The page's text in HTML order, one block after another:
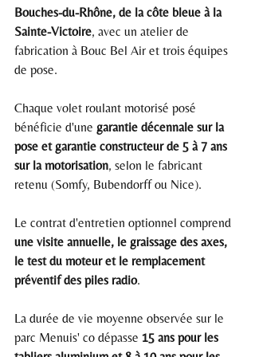
Bouches-du-Rhône, de la côte bleue à la
Sainte-Victoire, avec un atelier de
fabrication à Bouc Bel Air et trois équipes
de pose.
Chaque volet roulant motorisé posé
bénéficie d'une garantie décennale sur la
pose et garantie constructeur de 5 à 7 ans
sur la motorisation, selon le fabricant
retenu (Somfy, Bubendorff ou Nice).
Le contrat d'entretien optionnel comprend
une visite annuelle, le graissage des axes,
le test du moteur et le remplacement
préventif des piles radio.
La durée de vie moyenne observée sur le
parc Menuis' co dépasse 15 ans pour les